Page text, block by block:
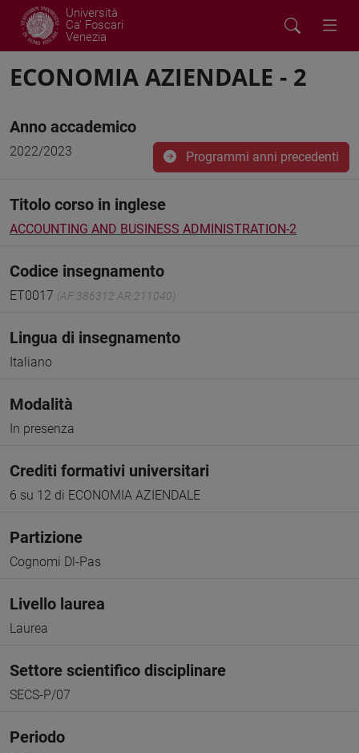
Università
Ca' Foscari
Venezia
ECONOMIA AZIENDALE - 2
Anno accademico
2022/2023 Programmi anni precedenti
Titolo corso in inglese
ACCOUNTING AND BUSINESS ADMINISTRATION-2
Codice insegnamento
ET0017 (AF:386312 AR:211040)
Lingua di insegnamento
Italiano
Modalità
In presenza
Crediti formativi universitari
6 su 12 di ECONOMIA AZIENDALE
Partizione
Cognomi Dl-Pas
Livello laurea
Laurea
Settore scientifico disciplinare
SECS-P/07
Periodo